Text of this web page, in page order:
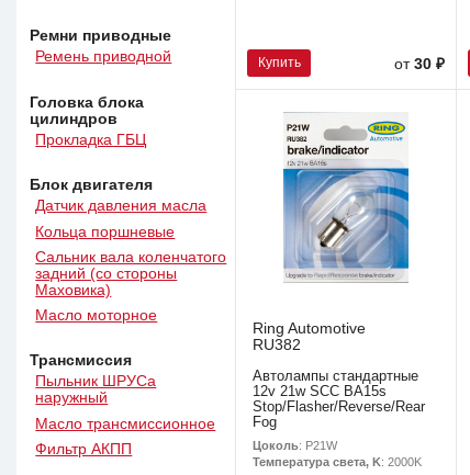
Ремни приводные
Ремень приводной
Головка блока
цилиндров
Прокладка ГБЦ
Блок двигателя
Датчик давления масла
Кольца поршневые
Сальник вала коленчатого
задний (со стороны
Маховика)
Масло моторное
Трансмиссия
Пыльник ШРУСа
наружный
Масло трансмиссионное
Фильтр АКПП
Купить от30 ₽
Ring Automotive
RU382
Автолампы стандартные
12v 21w SCC BA15s
Stop/Flasher/Reverse/Rear
Fog
Цоколь: P21W
Температура света, K: 2000K